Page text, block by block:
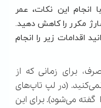
انجام این نکات، عمر
مکرر را کاهش دهید.
اقدامات زیر را انجام
برای زمانی که از
(در لپ تاپ‌های
ویندوزی به این وضعیتPower Saver گفته می‌شود). برای این